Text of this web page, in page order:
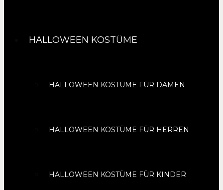
HALLOWEEN KOSTÜME
HALLOWEEN KOSTÜME FÜR DAMEN
HALLOWEEN KOSTÜME FÜR HERREN
HALLOWEEN KOSTÜME FÜR KINDER